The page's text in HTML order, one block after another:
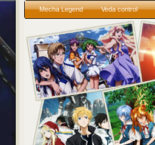
Mecha Legend Veda control